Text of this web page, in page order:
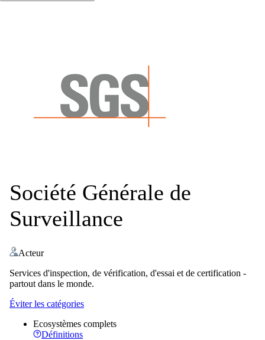
Société Générale de
Surveillance
Acteur
Services d'inspection, de vérification, d'essai et de certification -
partout dans le monde.
Éviter les catégories
Ecosystèmes complets
Définitions